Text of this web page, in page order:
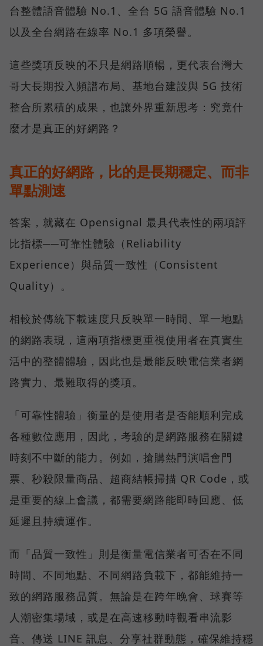
台整體語音體驗 No.1、全台 5G 語音體驗 No.1
以及全台網路在線率 No.1 多項榮譽。
這些獎項反映的不只是網路順暢，更代表台灣大
哥大長期投入頻譜布局、基地台建設與 5G 技術
整合所累積的成果，也讓外界重新思考：究竟什
麼才是真正的好網路？
真正的好網路，比的是長期穩定、而非
單點測速
答案，就藏在 Opensignal 最具代表性的兩項評
比指標──可靠性體驗（Reliability
Experience）與品質一致性（Consistent
Quality）。
相較於傳統下載速度只反映單一時間、單一地點
的網路表現，這兩項指標更重視使用者在真實生
活中的整體體驗，因此也是最能反映電信業者網
路實力、最難取得的獎項。
「可靠性體驗」衡量的是使用者是否能順利完成
各種數位應用，因此，考驗的是網路服務在關鍵
時刻不中斷的能力。例如，搶購熱門演唱會門
票、秒殺限量商品、超商結帳掃描 QR Code，或
是重要的線上會議，都需要網路能即時回應、低
延遲且持續運作。
而「品質一致性」則是衡量電信業者可否在不同
時間、不同地點、不同網路負載下，都能維持一
致的網路服務品質。無論是在跨年晚會、球賽等
人潮密集場域，或是在高速移動時觀看串流影
音、傳送 LINE 訊息、分享社群動態，確保維持穩